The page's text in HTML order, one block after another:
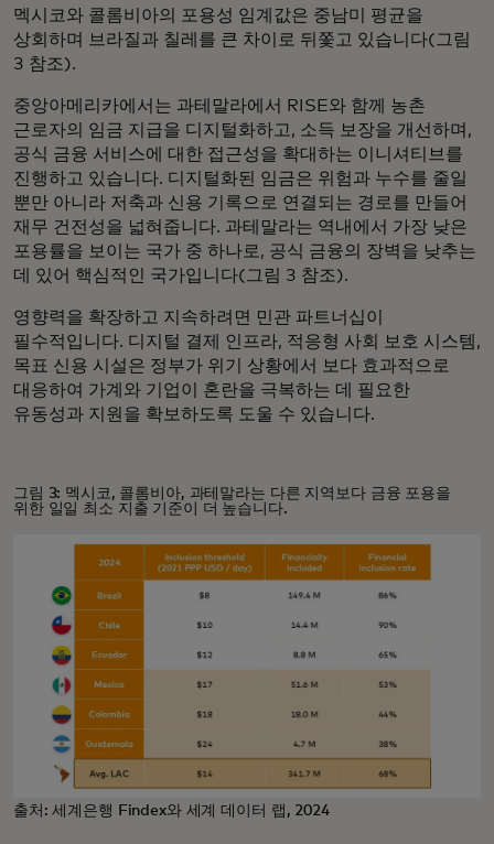
멕시코와 콜롬비아의 포용성 임계값은 중남미 평균을
상회하며 브라질과 칠레를 큰 차이로 뒤쫓고 있습니다(그림
3 참조).
중앙아메리카에서는 과테말라에서 RISE와 함께 농촌
근로자의 임금 지급을 디지털화하고, 소득 보장을 개선하며,
공식 금융 서비스에 대한 접근성을 확대하는 이니셔티브를
진행하고 있습니다. 디지털화된 임금은 위험과 누수를 줄일
뿐만 아니라 저축과 신용 기록으로 연결되는 경로를 만들어
재무 건전성을 넓혀줍니다. 과테말라는 역내에서 가장 낮은
포용률을 보이는 국가 중 하나로, 공식 금융의 장벽을 낮추는
데 있어 핵심적인 국가입니다(그림 3 참조).
영향력을 확장하고 지속하려면 민관 파트너십이
필수적입니다. 디지털 결제 인프라, 적응형 사회 보호 시스템,
목표 신용 시설은 정부가 위기 상황에서 보다 효과적으로
대응하여 가계와 기업이 혼란을 극복하는 데 필요한
유동성과 지원을 확보하도록 도울 수 있습니다.
그림 3: 멕시코, 콜롬비아, 과테말라는 다른 지역보다 금융 포용을
위한 일일 최소 지출 기준이 더 높습니다.
출처: 세계은행 Findex와 세계 데이터 랩, 2024